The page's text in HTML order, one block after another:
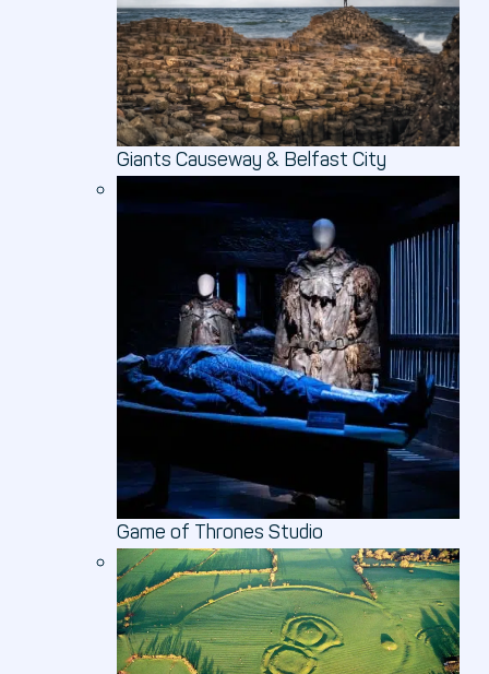
Giants Causeway & Belfast City
Game of Thrones Studio